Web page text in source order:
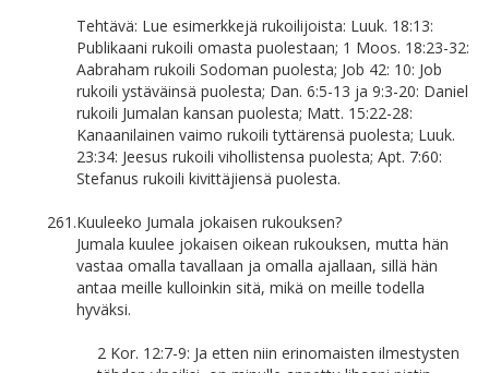
Tehtävä: Lue esimerkkejä rukoilijoista: Luuk. 18:13:
Publikaani rukoili omasta puolestaan; 1 Moos. 18:23-32:
Aabraham rukoili Sodoman puolesta; Job 42: 10: Job
rukoili ystäväinsä puolesta; Dan. 6:5-13 ja 9:3-20: Daniel
rukoili Jumalan kansan puolesta; Matt. 15:22-28:
Kanaanilainen vaimo rukoili tyttärensä puolesta; Luuk.
23:34: Jeesus rukoili vihollistensa puolesta; Apt. 7:60:
Stefanus rukoili kivittäjiensä puolesta.
261.Kuuleeko Jumala jokaisen rukouksen?
Jumala kuulee jokaisen oikean rukouksen, mutta hän
vastaa omalla tavallaan ja omalla ajallaan, sillä hän
antaa meille kulloinkin sitä, mikä on meille todella
hyväksi.
2 Kor. 12:7-9: Ja etten niin erinomaisten ilmestysten